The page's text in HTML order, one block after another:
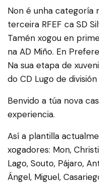
Non é unha categoría
terceira RFEF ca SD
Tamén xogou en
na AD Miño. En
Na sua etapa de
do CD Lugo de
Benvido a túa nova
experiencia.
Así a plantilla
xogadores: Mon,
Lago, Souto, Pájaro,
Ángel, Miguel,